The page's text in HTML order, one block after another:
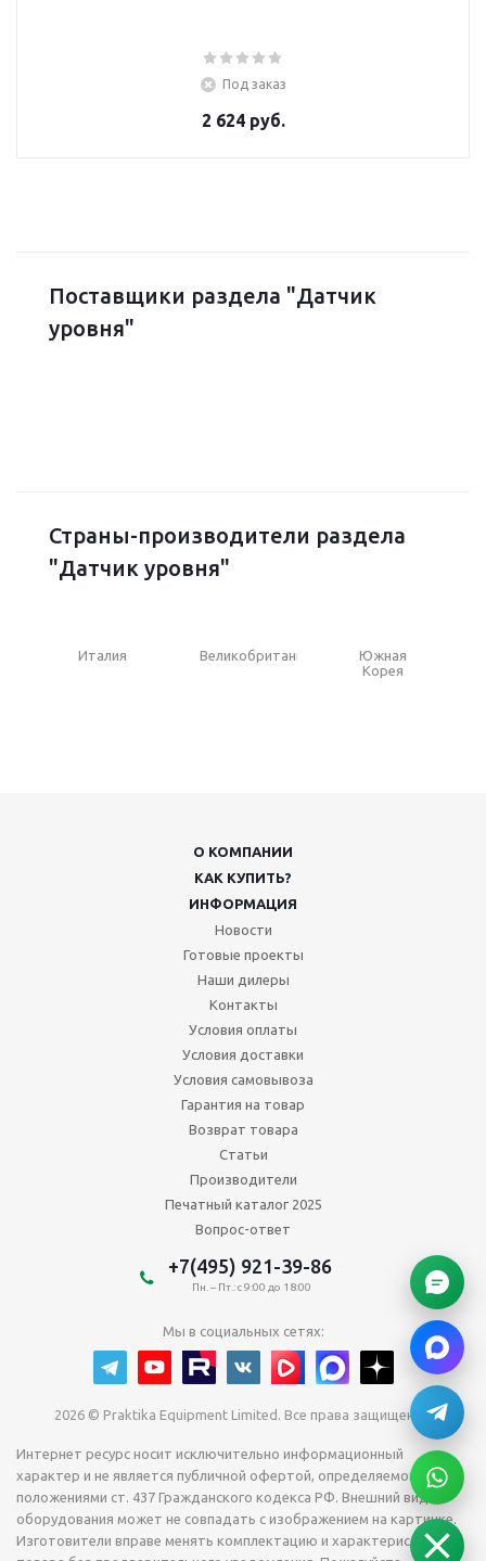
Под заказ
2 624 руб.
Поставщики раздела "Датчик
уровня"
Страны-производители раздела
"Датчик уровня"
Италия Великобритания
Южная
Корея
О КОМПАНИИ
КАК КУПИТЬ?
ИНФОРМАЦИЯ
Новости
Готовые проекты
Наши дилеры
Контакты
Условия оплаты
Условия доставки
Условия самовывоза
Гарантия на товар
Возврат товара
Статьи
Производители
Печатный каталог 2025
Вопрос-ответ
+7(495) 921-39-86
Пн. – Пт.: с 9:00 до 18:00
Мы в социальных сетях:
2026 © Praktika Equipment Limited. Все права защищены.
Интернет ресурс носит исключительно информационный
характер и не является публичной офертой, определяемой
положениями ст. 437 Гражданского кодекса РФ. Внешний вид
оборудования может не совпадать с изображением на картинке.
Изготовители вправе менять комплектацию и характеристики